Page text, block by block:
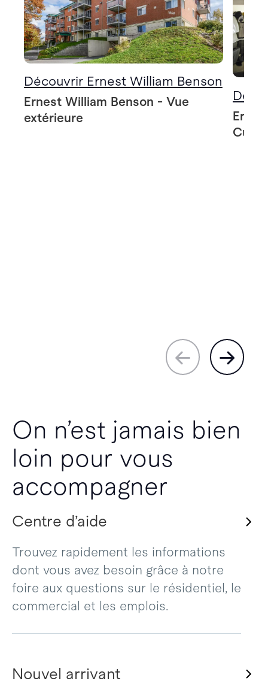
Découvrir Ernest William Benson
Ernest William Benson - Vue
extérieure
On n’est jamais bien
loin pour vous
accompagner
Centre d’aide
Trouvez rapidement les informations
dont vous avez besoin grâce à notre
foire aux questions sur le résidentiel, le
commercial et les emplois.
Nouvel arrivant